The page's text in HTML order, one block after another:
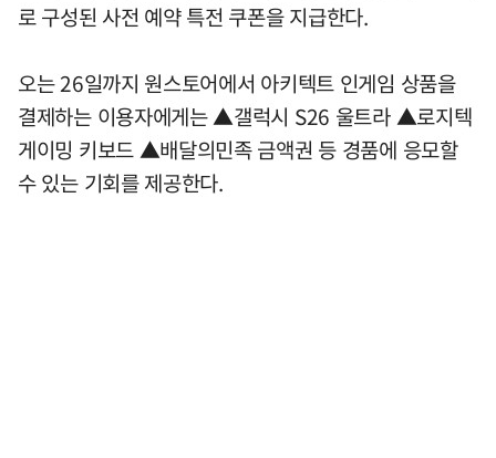
로 구성된 사전 예약 특전 쿠폰을 지급한다.
오는 26일까지 원스토어에서 아키텍트 인게임 상품을
결제하는 이용자에게는 ▲갤럭시 S26 울트라 ▲로지텍
게이밍 키보드 ▲배달의민족 금액권 등 경품에 응모할
수 있는 기회를 제공한다.